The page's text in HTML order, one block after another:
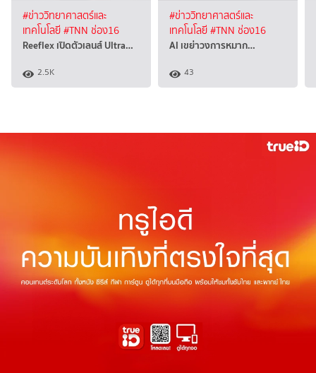
#ข่าววิทยาศาสตร์และ
เทคโนโลยี#TNN ช่อง16
Reeflex เปิดตัวเลนส์ Ultra…
2.5K
#ข่าววิทยาศาสตร์และ
เทคโนโลยี#TNN ช่อง16
AI เขย่าวงการหมาก…
43